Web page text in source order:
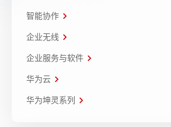
智能协作
企业无线
企业服务与软件
华为云
华为坤灵系列